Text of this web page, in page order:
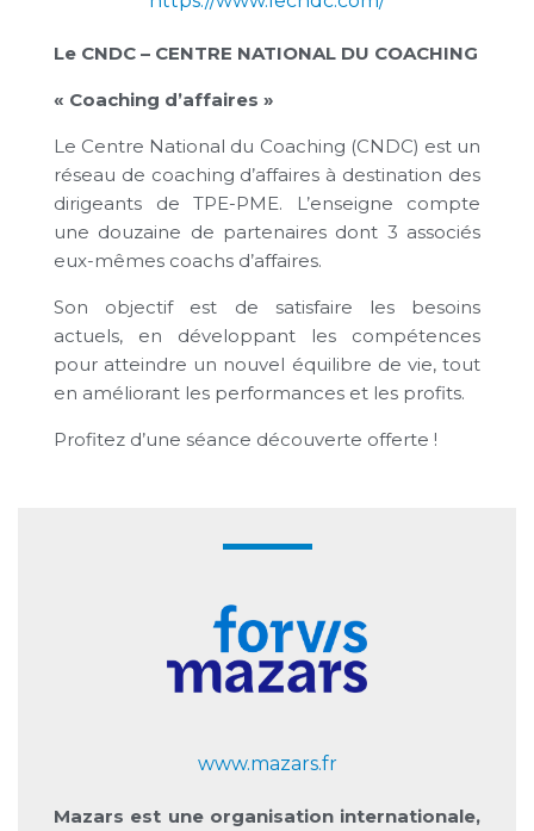
Le CNDC – CENTRE NATIONAL DU COACHING
« Coaching d’affaires »
Le Centre National du Coaching (CNDC) est un
réseau de coaching d’affaires à destination des
dirigeants de TPE-PME. L’enseigne compte
une douzaine de partenaires dont 3 associés
eux-mêmes coachs d’affaires.
Son objectif est de satisfaire les besoins
actuels, en développant les compétences
pour atteindre un nouvel équilibre de vie, tout
en améliorant les performances et les profits.
Profitez d’une séance découverte offerte !
www.mazars.fr
Mazars est une organisation internationale,